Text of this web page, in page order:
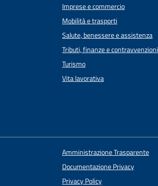
Imprese e commercio
Mobilità e trasporti
Salute, benessere e assistenza
Tributi, finanze e contravvenzioni
Turismo
Vita lavorativa
Amministrazione Trasparente
Documentazione Privacy
Privacy Policy